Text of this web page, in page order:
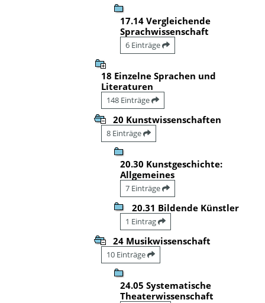
17.14 Vergleichende
Sprachwissenschaft
6 Einträge
18 Einzelne Sprachen und
Literaturen
148 Einträge
20 Kunstwissenschaften
8 Einträge
20.30 Kunstgeschichte:
Allgemeines
7 Einträge
20.31 Bildende Künstler
1 Eintrag
24 Musikwissenschaft
10 Einträge
24.05 Systematische
Theaterwissenschaft